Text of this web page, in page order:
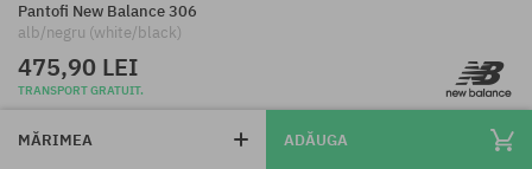
Pantofi New Balance 306
alb/negru (white/black)
475,90 LEI
TRANSPORT GRATUIT.
MĂRIMEA ADĂUGA